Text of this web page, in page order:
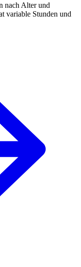
nach Alter und
variable Stunden und